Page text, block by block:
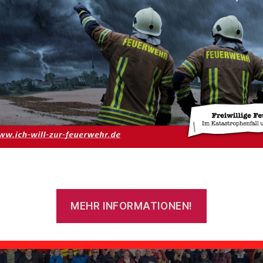
Beitragsautor
VonReinerHarms Veröffentlichungsdatum
12. Februar 2024
MEHR INFORMATIONEN!